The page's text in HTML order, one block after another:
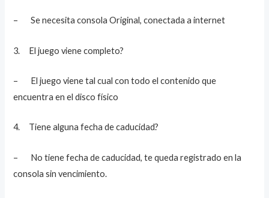
– Se necesita consola Original, conectada a internet
3. El juego viene completo?
– El juego viene tal cual con todo el contenido que
encuentra en el disco físico
4. Tiene alguna fecha de caducidad?
– No tiene fecha de caducidad, te queda registrado en la
consola sin vencimiento.